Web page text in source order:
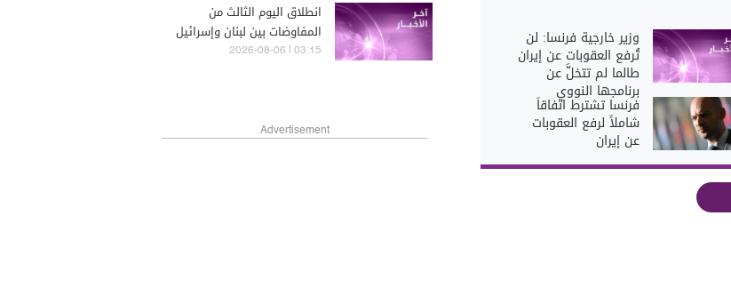
وزير خارجية فرنسا: لن
تُرفع العقوبات عن إيران
طالما لم تتخلَّ عن
برنامجها النووي
فرنسا تشترط اتفاقاً
شاملاً لرفع العقوبات
عن إيران
قبل إعادتهم وتسليمهم
للشرطة
انطلاق اليوم الثالث من
المفاوضات بين لبنان وإسرائيل
في روما
03:15 | 2026-08-06
Advertisement